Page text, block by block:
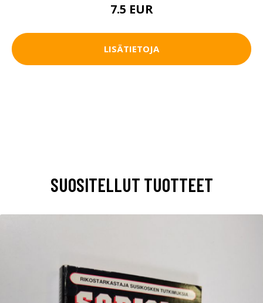
7.5 EUR
LISÄTIETOJA
SUOSITELLUT TUOTTEET